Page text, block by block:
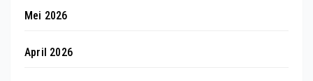
Mei 2026
April 2026